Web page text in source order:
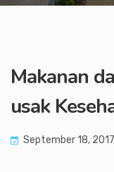
Makanan
usak
September 18, 2017